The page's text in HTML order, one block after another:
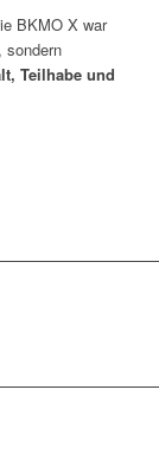
BKMO X war
sondern
Teilhabe und